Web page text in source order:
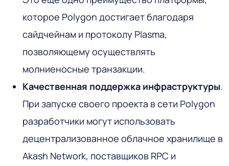
которое Polygon достигает благодаря
сайдчейнам и протоколу Plasma,
позволяющему осуществлять
молниеносные транзакции.
Качественная поддержка инфраструктуры.
При запуске своего проекта в сети Polygon
разработчики могут использовать
децентрализованное облачное хранилище в
Akash Network, поставщиков RPC и